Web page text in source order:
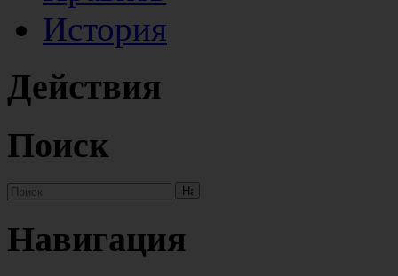
История
Действия
Поиск
Навигация